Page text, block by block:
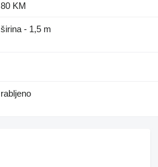
80 KM
širina - 1,5 m
rabljeno